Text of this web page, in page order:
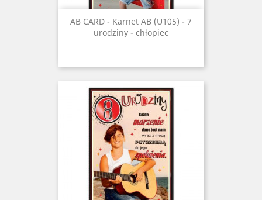
AB CARD - Karnet AB (U105) - 7
urodziny - chłopiec